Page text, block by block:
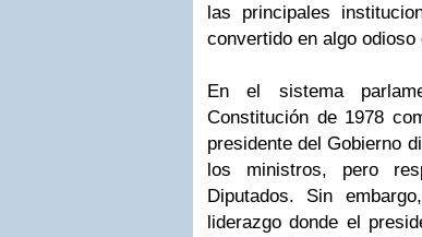
las principales
convertido en algo odioso
En el sistema
Constitución de 1978
presidente del Gobierno
los ministros, pero
Diputados. Sin
liderazgo donde el